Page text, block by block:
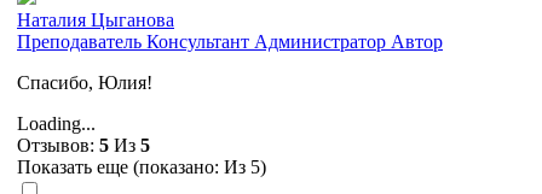
Наталия Цыганова
Преподаватель Консультант Администратор Автор
Спасибо, Юлия!
Loading...
Отзывов: 5 Из 5
Показать еще (показано: Из 5)